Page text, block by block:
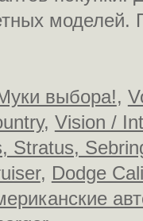
выбора!,
, Vision /
Stratus,
, Dodge